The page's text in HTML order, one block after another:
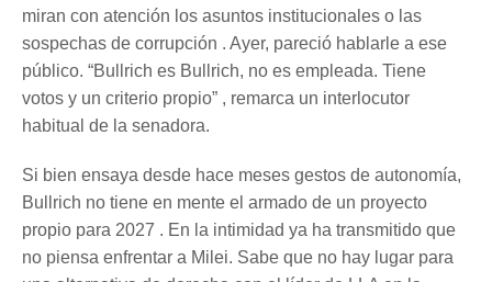
miran con atención los asuntos institucionales o las
sospechas de corrupción . Ayer, pareció hablarle a ese
público. “Bullrich es Bullrich, no es empleada. Tiene
votos y un criterio propio” , remarca un interlocutor
habitual de la senadora.
Si bien ensaya desde hace meses gestos de autonomía,
Bullrich no tiene en mente el armado de un proyecto
propio para 2027 . En la intimidad ya ha transmitido que
no piensa enfrentar a Milei. Sabe que no hay lugar para